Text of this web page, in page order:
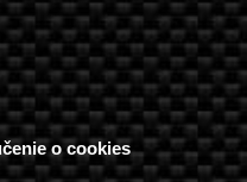
o cookies